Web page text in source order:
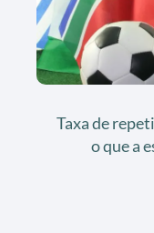
Taxa de
o que a